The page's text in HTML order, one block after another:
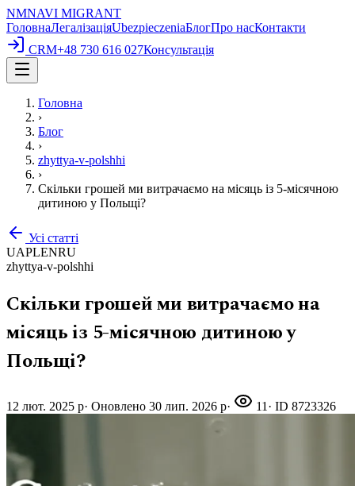
NMNAVI MIGRANT
ГоловнаЛегалізаціяUbezpieczeniaБлогПро насКонтакти
CRM+48 730 616 027Консультація
Головна
›
Блог
›
zhyttya-v-polshhi
›
Скільки грошей ми витрачаємо на місяць із 5-місячною
дитиною у Польщі?
Усі статті
UAPLENRU
zhyttya-v-polshhi
Скільки грошей ми витрачаємо на
місяць із 5-місячною дитиною у
Польщі?
12 лют. 2025 р· Оновлено 30 лип. 2026 р· 11 · ID 8723326